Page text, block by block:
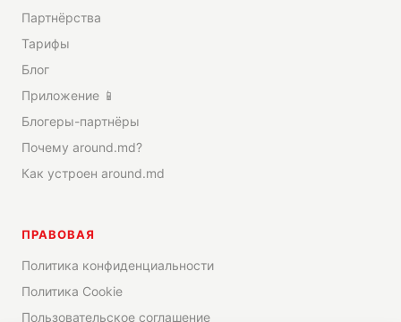
Партнёрства
Тарифы
Блог
Приложение 📱
Блогеры-партнёры
Почему around.md?
Как устроен around.md
ПРАВОВАЯ
Политика конфиденциальности
Политика Cookie
Пользовательское соглашение